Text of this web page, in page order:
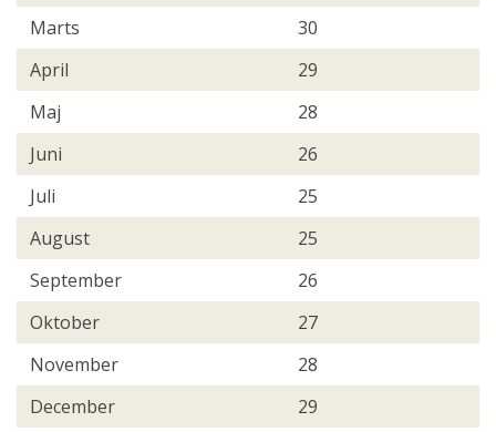
Marts
30
April
29
Maj
28
Juni
26
Juli
25
August
25
September
26
Oktober
27
November
28
December
29